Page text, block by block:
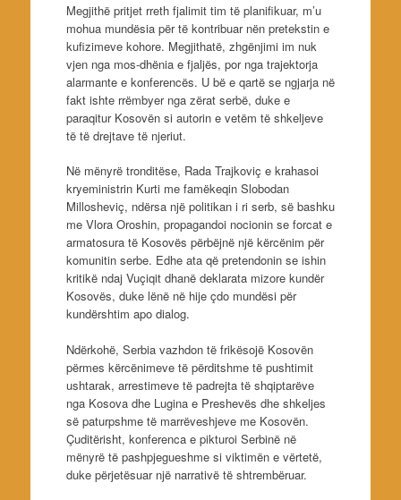
Megjithë pritjet rreth fjalimit tim të planifikuar, m’u
mohua mundësia për të kontribuar nën pretekstin e
kufizimeve kohore. Megjithatë, zhgënjimi im nuk
vjen nga mos-dhënia e fjaljës, por nga trajektorja
alarmante e konferencës. U bë e qartë se ngjarja në
fakt ishte rrëmbyer nga zërat serbë, duke e
paraqitur Kosovën si autorin e vetëm të shkeljeve
të të drejtave të njeriut.
Në mënyrë tronditëse, Rada Trajkoviç e krahasoi
kryeministrin Kurti me famëkeqin Slobodan
Millosheviç, ndërsa një politikan i ri serb, së bashku
me Vlora Oroshin, propagandoi nocionin se forcat e
armatosura të Kosovës përbëjnë një kërcënim për
komunitin serbe. Edhe ata që pretendonin se ishin
kritikë ndaj Vuçiqit dhanë deklarata mizore kundër
Kosovës, duke lënë në hije çdo mundësi për
kundërshtim apo dialog.
Ndërkohë, Serbia vazhdon të frikësojë Kosovën
përmes kërcënimeve të përditshme të pushtimit
ushtarak, arrestimeve të padrejta të shqiptarëve
nga Kosova dhe Lugina e Preshevës dhe shkeljes
së paturpshme të marrëveshjeve me Kosovën.
Çuditërisht, konferenca e pikturoi Serbinë në
mënyrë të pashpjegueshme si viktimën e vërtetë,
duke përjetësuar një narrativë të shtrembëruar.